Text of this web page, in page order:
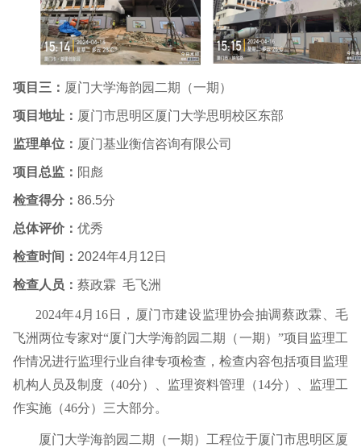
项目三： 厦门大学海韵园二期（一期）
项目地址： 厦门市思明区厦门大学思明校区东部
监理单位： 厦门基业衡信咨询有限公司
项目总监： 阳彪
检查得分： 86.5分
总体评价： 优秀
检查时间： 2024年4月 12 日
检查人员： 蔡政霖 毛飞洲
2024年4月 16日，厦门市建设监理协会抽调蔡政霖、毛
飞洲两位专家对“厦门大学海韵园二期（一期）”项目监理工
作情况进行监理行业自律专项检查，检查内容包括项目监理
机构人员及制度（40分）、监理资料管理（14分）、监理工
作实施（46分）三大部分。
厦门大学海韵园二期（一期）工程位于厦门市思明区厦